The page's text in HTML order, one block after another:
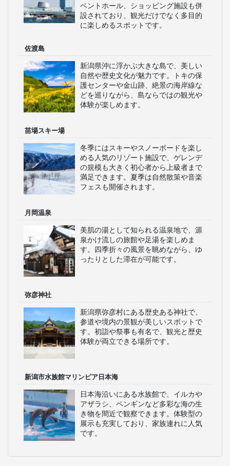
富山地方鉄道は、富山
県を中心に、東京や名
古屋・大阪方面への便
クセスも便利。観光や
ビジネスの移動に最適
で、快適なシートと地
域密着型のサービス
で、心地よい移動を提
供します。
WILLERスタッフ厳選！
新潟の見どころ
朱鷺メッセ
ベントホール、ショッピング施設も併
設されており、観光だけでなく多目的
に楽しめるスポットです。
佐渡島
護センターや金山跡、絶景の海岸線な
どを巡りながら、島ならではの観光や
体験が楽しめます。
苗場スキー場
冬季にはスキーやスノーボードを楽し
の規模も大きく初心者から上級者まで
満足できます。夏季は自然散策や音楽
フェスも開催されます。
月岡温泉
美肌の湯として知られる温泉地で、源